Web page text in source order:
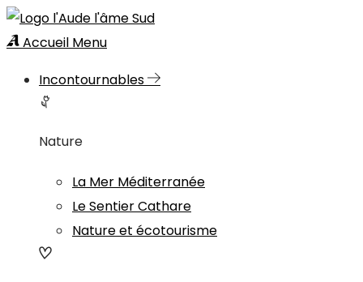
Accueil Menu
Incontournables
Nature
La Mer Méditerranée
Le Sentier Cathare
Nature et écotourisme